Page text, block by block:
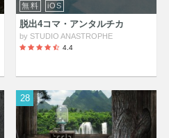
無料 iOS
脱出4コマ・アンタルチカ
bySTUDIO ANASTROPHE
4.4
28